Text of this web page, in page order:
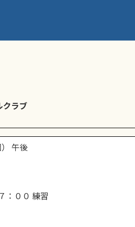
クラブ
午後
：００ 練習